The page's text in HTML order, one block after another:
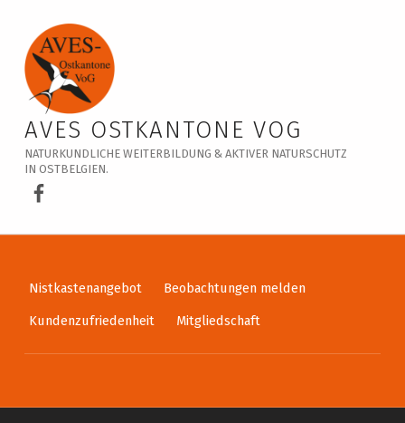
Veranstaltungskalender – AVES Ostkantone VoG
AVES OSTKANTONE VOG
NATURKUNDLICHE WEITERBILDUNG & AKTIVER NATURSCHUTZ
IN OSTBELGIEN.
AVES Ostkantone bei Facebook
Nistkastenangebot
Beobachtungen melden
Kundenzufriedenheit
Mitgliedschaft